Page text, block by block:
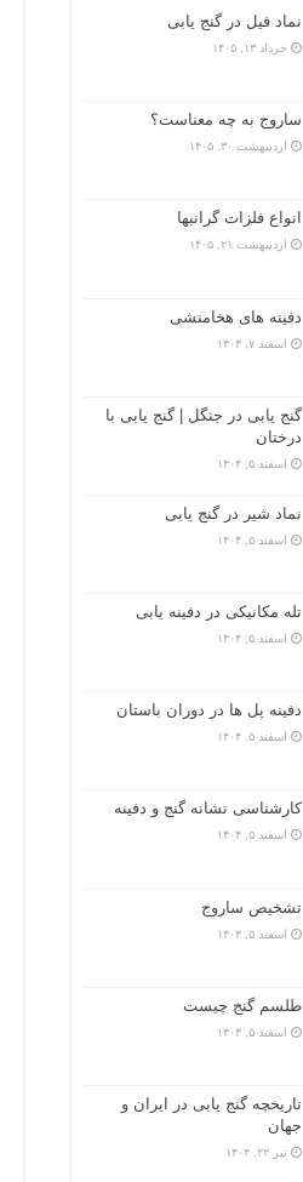
نماد فیل در گنج یابی
خرداد ۱۳, ۱۴۰۵
ساروج به چه معناست؟
اردیبهشت ۳۰, ۱۴۰۵
انواع فلزات گرانبها
اردیبهشت ۲۱, ۱۴۰۵
دفینه های هخامنشی
اسفند ۷, ۱۴۰۴
گنج یابی در جنگل | گنج یابی با
درختان
اسفند ۵, ۱۴۰۴
نماد شیر در گنج یابی
اسفند ۵, ۱۴۰۴
تله مکانیکی در دفینه یابی
اسفند ۵, ۱۴۰۴
دفینه پل ها در دوران باستان
اسفند ۵, ۱۴۰۴
کارشناسی نشانه گنج و دفینه
اسفند ۵, ۱۴۰۴
تشخیص ساروج
اسفند ۵, ۱۴۰۴
طلسم گنج چیست
اسفند ۵, ۱۴۰۴
تاریخچه گنج‌ یابی در ایران و
جهان
تیر ۲۲, ۱۴۰۴